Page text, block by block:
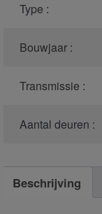
Type :
Bouwjaar :
Transmissie :
Aantal deuren :
Beschrijving